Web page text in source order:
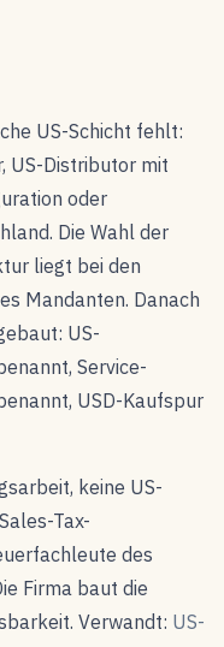
US-Schicht fehlt:
US-Distributor mit
oder
Die Wahl der
liegt bei den
Mandanten. Danach
US-
Service-
USD-Kaufspur
keine US-
Tax-
des
Firma baut die
Verwandt: US-